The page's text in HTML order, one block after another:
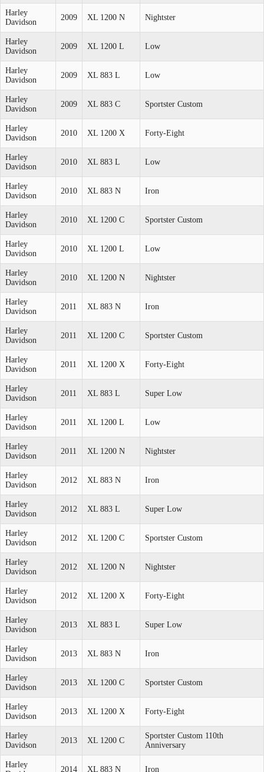
Harley
Davidson
2009 XL 1200 N Nightster
Harley
Davidson
2009 XL 1200 L Low
Harley
Davidson
2009 XL 883 L Low
Harley
Davidson
2009 XL 883 C Sportster Custom
Harley
Davidson
2010 XL 1200 X Forty-Eight
Harley
Davidson
2010 XL 883 L Low
Harley
Davidson
2010 XL 883 N Iron
Harley
Davidson
2010 XL 1200 C Sportster Custom
Harley
Davidson
2010 XL 1200 L Low
Harley
Davidson
2010 XL 1200 N Nightster
Harley
Davidson
2011 XL 883 N Iron
Harley
Davidson
2011 XL 1200 C Sportster Custom
Harley
Davidson
2011 XL 1200 X Forty-Eight
Harley
Davidson
2011 XL 883 L Super Low
Harley
Davidson
2011 XL 1200 L Low
Harley
Davidson
2011 XL 1200 N Nightster
Harley
Davidson
2012 XL 883 N Iron
Harley
Davidson
2012 XL 883 L Super Low
Harley
Davidson
2012 XL 1200 C Sportster Custom
Harley
Davidson
2012 XL 1200 N Nightster
Harley
Davidson
2012 XL 1200 X Forty-Eight
Harley
Davidson
2013 XL 883 L Super Low
Harley
Davidson
2013 XL 883 N Iron
Harley
Davidson
2013 XL 1200 C Sportster Custom
Harley
Davidson
2013 XL 1200 X Forty-Eight
Harley
Davidson
2013 XL 1200 C
Sportster Custom 110th
Anniversary
Harley
2014 XL 883 N Iron